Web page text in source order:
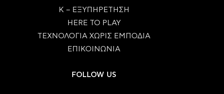
Κ – ΕΞΥΠΗΡΕΤΗΣΗ
HERE TO PLAY
ΤΕΧΝΟΛΟΓΙΑ ΧΩΡΙΣ ΕΜΠΟΔΙΑ
ΕΠΙΚΟΙΝΩΝΙΑ
FOLLOW US